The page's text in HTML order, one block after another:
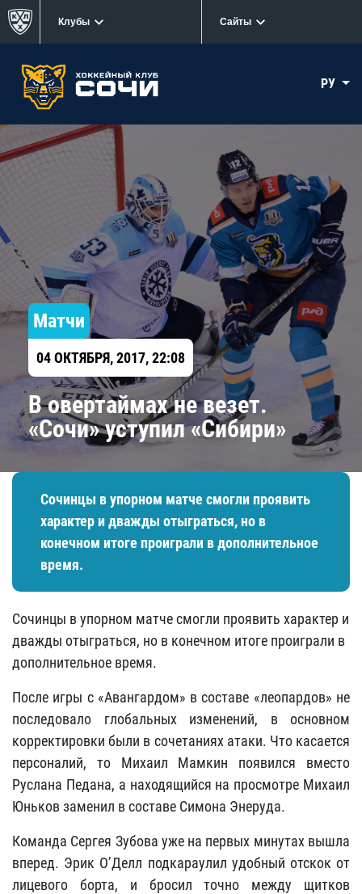
Клубы Сайты
РУ
Матчи
04 ОКТЯБРЯ, 2017, 22:08
В овертаймах не везет.
«Сочи» уступил «Сибири»
Сочинцы в упорном матче смогли проявить
характер и дважды отыграться, но в
конечном итоге проиграли в дополнительное
время.
Сочинцы в упорном матче смогли проявить характер и
дважды отыграться, но в конечном итоге проиграли в
дополнительное время.
После игры с «Авангардом» в составе «леопардов» не
последовало глобальных изменений, в основном
корректировки были в сочетаниях атаки. Что касается
персоналий, то Михаил Мамкин появился вместо
Руслана Педана, а находящийся на просмотре Михаил
Юньков заменил в составе Симона Энеруда.
Команда Сергея Зубова уже на первых минутах вышла
вперед. Эрик О’Делл подкараулил удобный отскок от
лицевого борта, и бросил точно между щитков